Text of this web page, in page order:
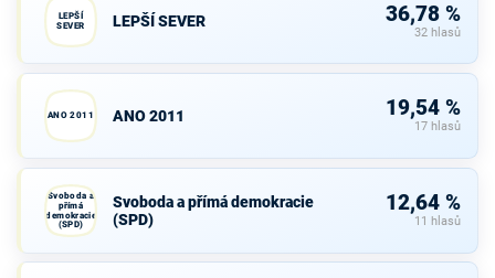
LEPŠÍ
SEVER
LEPŠÍ SEVER 36,78 %
32 hlasů
ANO 2011 ANO 2011 19,54 %
17 hlasů
Svoboda a
přímá
demokracie
(SPD)
Svoboda a přímá demokracie
(SPD)
12,64 %
11 hlasů